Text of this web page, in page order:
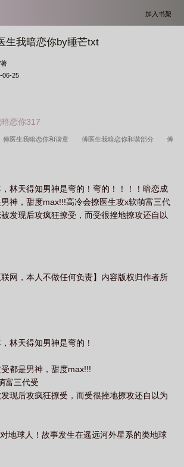
加入书架
生我暗恋你by睡芒txt
06-25
恋你317
傅医生我暗恋你和谐章 傅医生我暗恋你和谐部分 傅
我暗恋你 乐文 傅医生我暗恋你b 傅医生我暗恋你剧
和谐 傅医生我暗恋你 和谐 傅医生我暗恋你笔趣
芒txt
傅医生我暗恋你2k 傅医生我暗恋你介绍 傅医生
阅读
不是双洁 傅医生我暗恋你3
外 傅医生我暗恋你by
减 傅医生我暗恋你全文免费
免费阅读 傅医生我暗恋你ao3 傅医生我暗恋你未删
林天得知男神是弯的！弯的！！！！暗恋成
神，甜度max!!!高冷会撩医生攻x软萌富三代
发现后攻疯狂撩受，而受很挫地撩攻还自以
网，本人不做任何负责】内容版权归作者所
林天得知男神是弯的！
都是男神，甜度max!!!
富三代受
现后攻疯狂撩受，而受很挫地撩攻还自以为
地球人！故事发生在遥远河外星系的类地球